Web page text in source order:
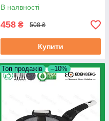
В наявності
458 ₴ 508 ₴
Купити
Топ продажів –10%